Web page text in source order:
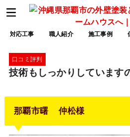
対応工事 職人紹介 施工事例
口コミ評判
技術もしっかりしています
那覇市曙 仲松様